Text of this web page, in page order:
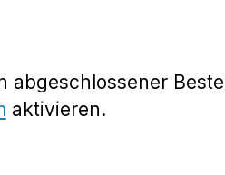
abgeschlossener
aktivieren.